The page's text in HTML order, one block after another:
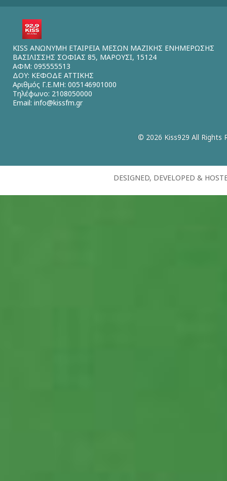
KISS ΑΝΩΝΥΜΗ ΕΤΑΙΡΕΙΑ ΜΕΣΩΝ ΜΑΖΙΚΗΣ ΕΝΗΜΕΡΩΣΗΣ
ΒΑΣΙΛΙΣΣΗΣ ΣΟΦΙΑΣ 85, ΜΑΡΟΥΣΙ, 15124
ΑΦΜ: 095555513
ΔΟΥ: ΚΕΦΟΔΕ ΑΤΤΙΚΗΣ
Αριθμός Γ.Ε.ΜΗ: 005146901000
Τηλέφωνο: 2108050000
Email: info@kissfm.gr
© 2026 Kiss929 All Rights
DESIGNED, DEVELOPED &